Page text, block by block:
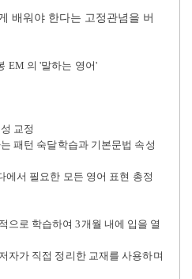
배워야 한다는 고정관념을 버
EM 의 '말하는 영어'
교정
패턴 숙달학습과 기본문법 속성
에서 필요한 모든 영어 표현 총정
으로 학습하여 3 개월 내에 입을 열
자가 직접 정리한 교재를 사용하며